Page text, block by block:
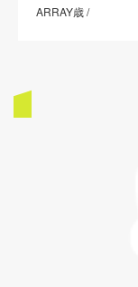
ARRAY歳 /